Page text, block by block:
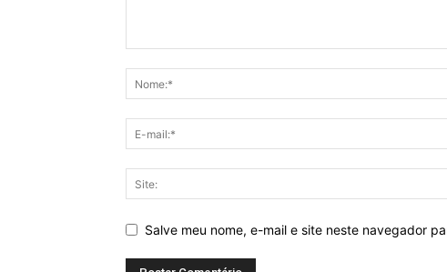
Salve meu nome, e-mail e site neste navegador